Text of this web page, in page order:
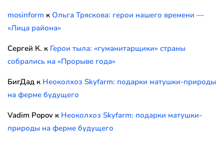
mosinform к Ольга Тряскова: герои нашего времени —
«Лица района»
Сергей К. к Герои тыла: «гуманитарщики» страны
собрались на «Прорыве года»
БигДад к Неоколхоз Skyfarm: подарки матушки-природы
на ферме будущего
Vadim Popov к Неоколхоз Skyfarm: подарки матушки-
природы на ферме будущего